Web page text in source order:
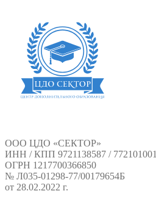
ООО ЦДО «СЕКТОР»
ИНН / КПП 9721138587 / 772101001
ОГРН 1217700366850
№ Л035-01298-77/00179654Б
от 28.02.2022 г.